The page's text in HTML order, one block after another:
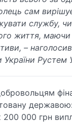
сам
службу,
життя, маючи
– наголосив
України Рустем
200 000 грн